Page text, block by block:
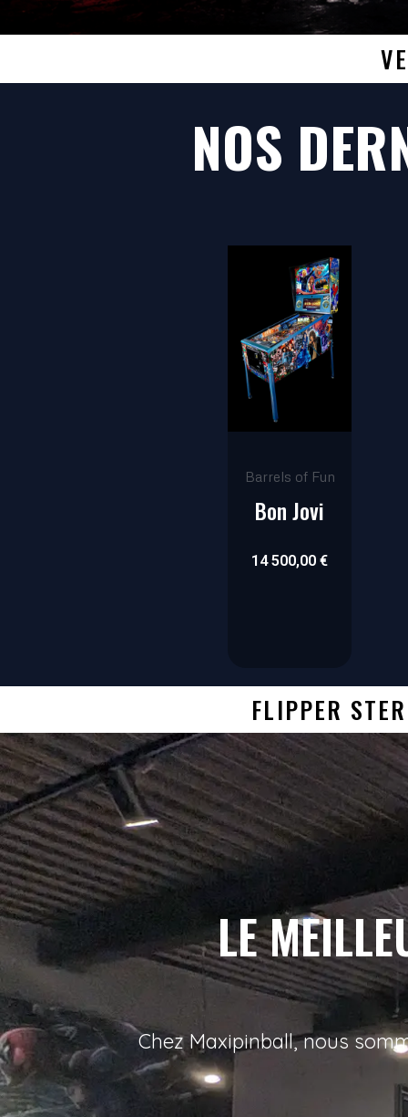
BON
La dernièreNOS
Barrels of Fun
Bon Jovi
14 500,00 €
FLIPPER
LE
Chez Maxipinball, nous